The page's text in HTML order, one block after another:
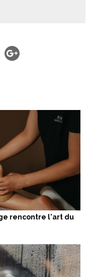
rencontre l'art du